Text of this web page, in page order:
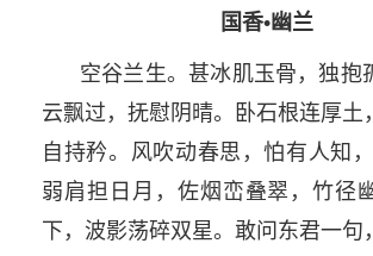
国香•幽兰
空谷兰生。甚冰肌玉骨，独抱
云飘过，抚慰阴晴。卧石根连厚土
自持矜。风吹动春思，怕有人知
弱肩担日月，佐烟峦叠翠，竹径
下，波影荡碎双星。敢问东君一句